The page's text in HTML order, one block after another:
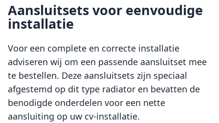
Aansluitsets voor eenvoudige
installatie
Voor een complete en correcte installatie
adviseren wij om een passende aansluitset mee
te bestellen. Deze aansluitsets zijn speciaal
afgestemd op dit type radiator en bevatten de
benodigde onderdelen voor een nette
aansluiting op uw cv-installatie.